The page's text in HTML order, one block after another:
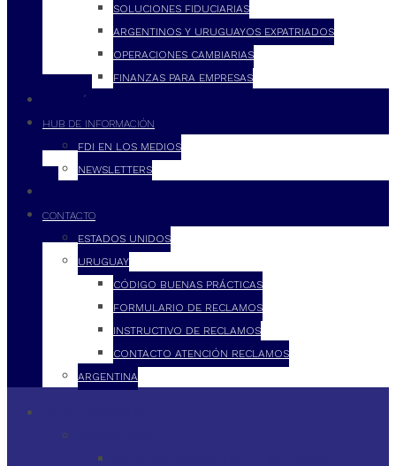
SOLUCIONES FIDUCIARIAS
ARGENTINOS Y URUGUAYOS EXPATRIADOS
OPERACIONES CAMBIARIAS
FINANZAS PARA EMPRESAS
FILOSOFÍA
HUB DE INFORMACIÓN
FDI EN LOS MEDIOS
NEWSLETTERS
CONTACTO
ESTADOS UNIDOS
URUGUAY
CÓDIGO BUENAS PRÁCTICAS
FORMULARIO DE RECLAMOS
INSTRUCTIVO DE RECLAMOS
CONTACTO ATENCIÓN RECLAMOS
ARGENTINA